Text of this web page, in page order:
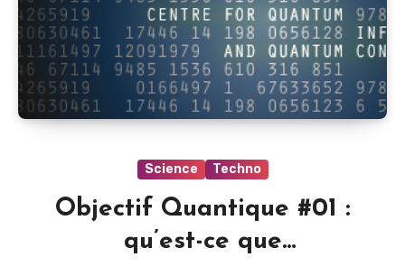
Science Techno
Objectif Quantique #01 :
qu’est-ce que